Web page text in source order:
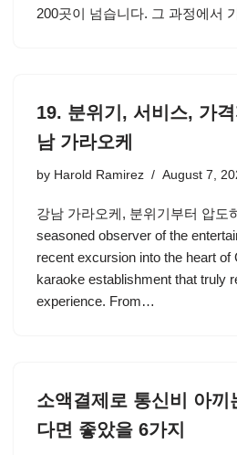
200곳이 넘습니다. 그 과정에서
19. 분위기, 서비스, 가
남 가라오케
by Harold Ramirez August 7,
강남 가라오케, 분위기부터 압도
seasoned observer of the
recent excursion into the heart of
karaoke establishment that truly
experience. From…
소액결제로 통신비 아
다면 좋았을 6가지